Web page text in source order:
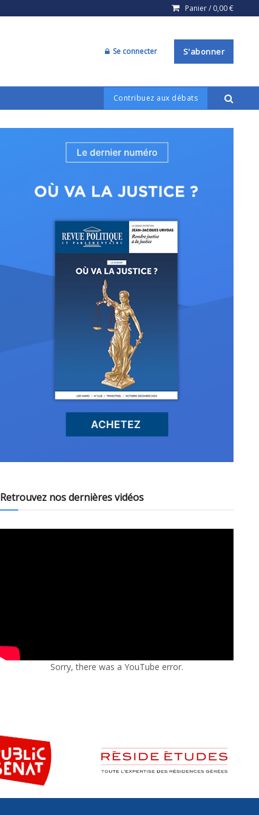
Panier / 0,00€
Se connecter S'abonner
Contribuez aux débats
Retrouvez nos dernières vidéos
Sorry, there was a YouTube error.